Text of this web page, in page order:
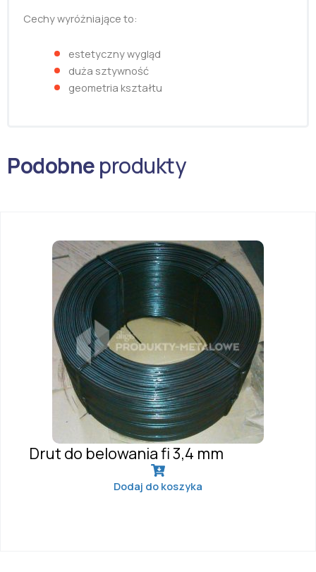
Cechy wyróżniające to:
estetyczny wygląd
duża sztywność
geometria kształtu
Podobneprodukty
Drut do belowania fi 3,4 mm
Dodaj do koszyka